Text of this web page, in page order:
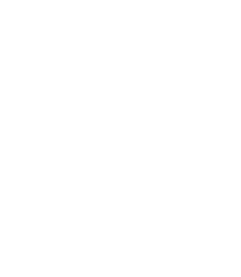
La Policía
un grupo